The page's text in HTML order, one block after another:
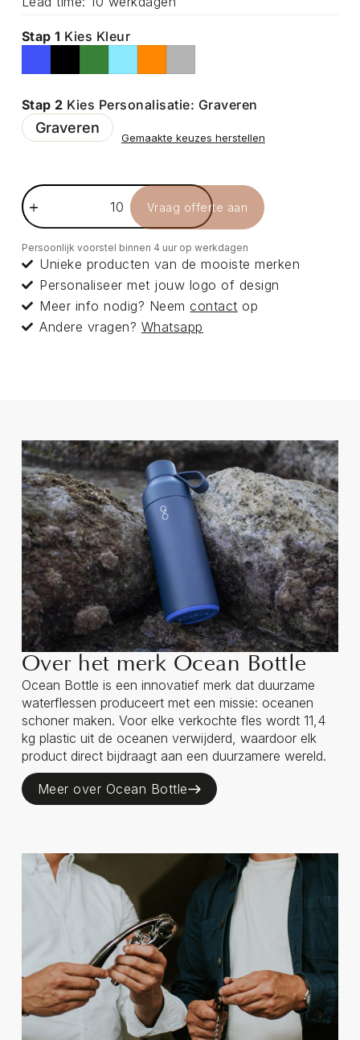
Stap 1 Kies Kleur
Stap 2 Kies Personalisatie: Graveren
Graveren
Gemaakte keuzes herstellen
Vraag offerte aan
Persoonlijk voorstel binnen 4 uur op werkdagen
Unieke producten van de mooiste merken
Personaliseer met jouw logo of design
Meer info nodig? Neemcontact op
Andere vragen? Whatsapp
Over het merk Ocean Bottle
Ocean Bottle is een innovatief merk dat duurzame
waterflessen produceert met een missie: oceanen
schoner maken. Voor elke verkochte fles wordt 11,4
kg plastic uit de oceanen verwijderd, waardoor elk
product direct bijdraagt aan een duurzamere wereld.
Meer over Ocean Bottle